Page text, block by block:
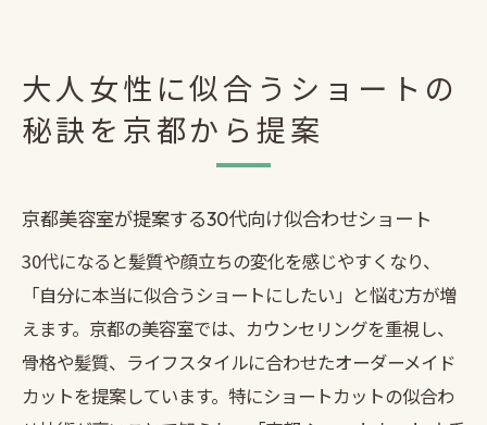
大人女性に似合うショートの
秘訣を京都から提案
京都美容室が提案する30代向け似合わせショート
30代になると髪質や顔立ちの変化を感じやすくなり、
「自分に本当に似合うショートにしたい」と悩む方が増
えます。京都の美容室では、カウンセリングを重視し、
骨格や髪質、ライフスタイルに合わせたオーダーメイド
カットを提案しています。特にショートカットの似合わ